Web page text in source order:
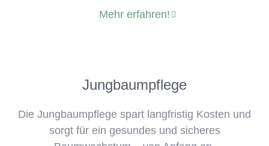
Mehr erfahren!
Jungbaumpflege
Die Jungbaumpflege spart langfristig Kosten und
sorgt für ein gesundes und sicheres